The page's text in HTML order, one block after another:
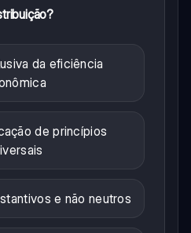
da eficiência
de princípios
e não neutros